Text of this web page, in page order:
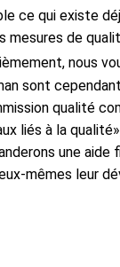
ce qui existe
de
nous
sont
qualité
liés à la
une
mêmes leur